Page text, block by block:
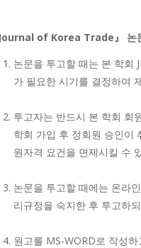
Journal of Korea Trade』 논
논문을 투고할 때는 본 학회
가 필요한 시기를 결정하여
투고자는 반드시 본 학회 회
학회 가입 후 정회원 승인이
원자격 요건을 면제시킬 수
논문을 투고할 때에는 온라
리규정을 숙지한 후 투고하
원고를 MS-WORD로 작성